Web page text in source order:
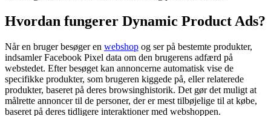
bruger har vist interesse for, eller produkter, der ligner de viste varer,
hvilket gør annoncerne mere relevante og personaliserede.
Hvordan fungerer Dynamic Product Ads?
Når en bruger besøger en webshop og ser på bestemte produkter,
indsamler Facebook Pixel data om den brugerens adfærd på
webstedet. Efter besøget kan annoncerne automatisk vise de
specifikke produkter, som brugeren kiggede på, eller relaterede